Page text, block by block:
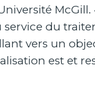
McGill.
du
vers un
est et